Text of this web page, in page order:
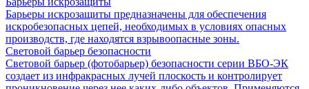
Барьеры искрозащиты предназначены для обеспечения
искробезопасных цепей, необходимых в условиях опасных
производств, где находятся взрывоопасные зоны.
Световой барьер безопасности
Световой барьер (фотобарьер) безопасности серии ВБО-ЭК
создает из инфракрасных лучей плоскость и контролирует